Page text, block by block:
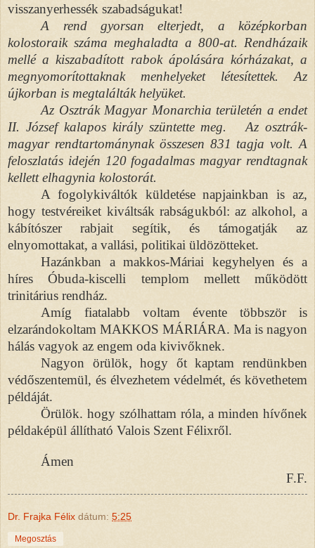
visszanyerhessék szabadságukat!
A rend gyorsan elterjedt, a középkorban
kolostoraik száma meghaladta a 800-at. Rendházaik
mellé a kiszabadított rabok ápolására kórházakat, a
megnyomorítottaknak menhelyeket létesítettek. Az
újkorban is megtalálták helyüket.
Az Osztrák Magyar Monarchia területén a endet
II. József kalapos király szüntette meg. Az osztrák-
magyar rendtartománynak összesen 831 tagja volt. A
feloszlatás idején 120 fogadalmas magyar rendtagnak
kellett elhagynia kolostorát.
A fogolykiváltók küldetése napjainkban is az,
hogy testvéreiket kiváltsák rabságukból: az alkohol, a
kábítószer rabjait segítik, és támogatják az
elnyomottakat, a vallási, politikai üldözötteket.
Hazánkban a makkos-Máriai kegyhelyen és a
híres Óbuda-kiscelli templom mellett működött
trinitárius rendház.
Amíg fiatalabb voltam évente többször is
elzarándokoltam MAKKOS MÁRIÁRA. Ma is nagyon
hálás vagyok az engem oda kivivőknek.
Nagyon örülök, hogy őt kaptam rendünkben
védőszentemül, és élvezhetem védelmét, és követhetem
példáját.
Örülök. hogy szólhattam róla, a minden hívőnek
példaképül állítható Valois Szent Félixről.
Ámen
F.F.
Dr. Frajka Félix dátum: 5:25
Megosztás